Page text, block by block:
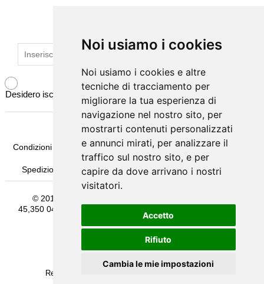
Noi usiamo i cookies
Noi usiamo i cookies e altre
tecniche di tracciamento per
migliorare la tua esperienza di
navigazione nel nostro sito, per
mostrarti contenuti personalizzati
e annunci mirati, per analizzare il
traffico sul nostro sito, e per
capire da dove arrivano i nostri
visitatori.
Accetto
Rifiuto
Cambia le mie impostazioni
Noi usiamo i cookies
Noi usiamo i cookies e altre
tecniche di tracciamento per
migliorare la tua esperienza di
navigazione nel nostro sito, per
mostrarti contenuti personalizzati
e annunci mirati, per analizzare il
traffico sul nostro sito, e per
capire da dove arrivano i nostri
visitatori.
Accetto
Rifiuto
Cambia le mie impostazioni
Desidero iscrivermi alla newsletter
Condizioni Generali di Vendita Pagamenti Come Ordinare
Spedizione & Imballaggio Garanzia Termini e Privacy
© 2016
45,350 04011 Aprilia (Latina) Email: info@michelessi.it Tel.:
069275383 P.I.: 00554990598
Terms and Privacy
Realizzazione Sito e Web Marketing Tredweb S.r.l.